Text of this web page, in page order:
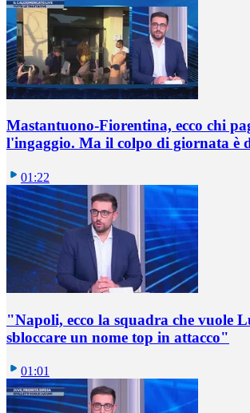
Mastantuono-Fiorentina, ecco chi
l'ingaggio. Ma il colpo di giornata è
01:22
"Napoli, ecco la squadra che vuole
sbloccare un nome top in attacco"
01:01